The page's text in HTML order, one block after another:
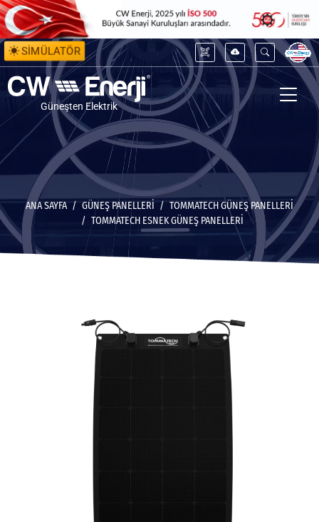
SİMÜLATÖR
Güneşten Elektrik
ANA SAYFA GÜNEŞ PANELLERİ
TOMMATECH GÜNEŞ PANELLERI
TOMMATECH ESNEK GÜNEŞ PANELLERI